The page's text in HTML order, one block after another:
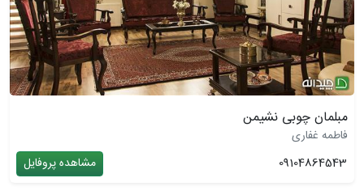
مبلمان چوبی نشیمن
فاطمه غفاری
09104864543
مشاهده پروفایل